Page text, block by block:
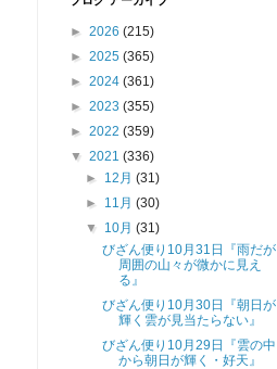
► 2026 (215)
► 2025 (365)
► 2024 (361)
► 2023 (355)
► 2022 (359)
▼ 2021 (336)
► 12月(31)
► 11月(30)
▼ 10月(31)
びざん便り10月31日『雨だが
周囲の山々が微かに見え
る』
びざん便り10月30日『朝日が
輝く雲が見当たらない』
びざん便り10月29日『雲の中
から朝日が輝く・好天』